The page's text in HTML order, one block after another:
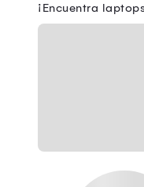
¡Encuentra